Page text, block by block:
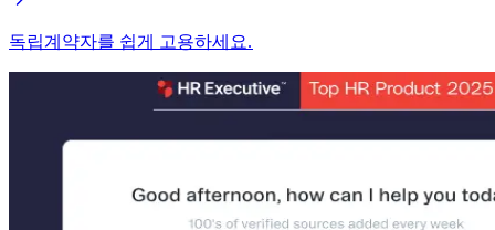
독립계약자를 쉽게 고용하세요.​​